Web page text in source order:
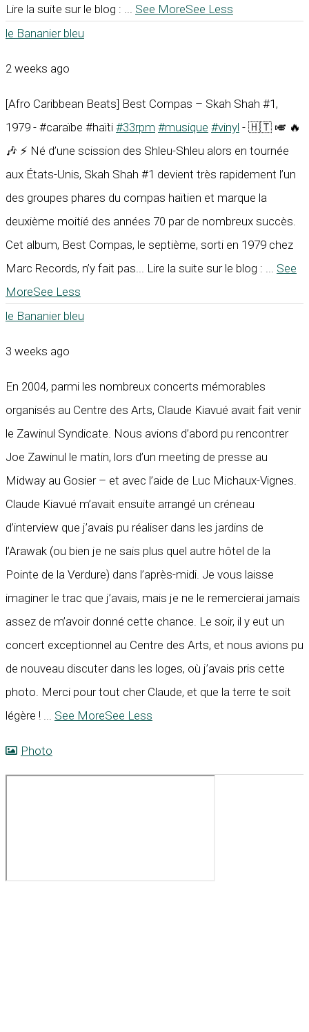
Lire la suite sur le blog : ... See MoreSee Less
le Bananier bleu
2 weeks ago
[Afro Caribbean Beats] Best Compas – Skah Shah #1,
1979 - #caraïbe #haïti #33rpm #musique #vinyl - 🇭🇹 🎺 🔥
🎶 ⚡ Né d’une scission des Shleu-Shleu alors en tournée
aux États-Unis, Skah Shah #1 devient très rapidement l’un
des groupes phares du compas haïtien et marque la
deuxième moitié des années 70 par de nombreux succès.
Cet album, Best Compas, le septième, sorti en 1979 chez
Marc Records, n’y fait pas... Lire la suite sur le blog : ... See
MoreSee Less
le Bananier bleu
3 weeks ago
En 2004, parmi les nombreux concerts mémorables
organisés au Centre des Arts, Claude Kiavué avait fait venir
le Zawinul Syndicate. Nous avions d’abord pu rencontrer
Joe Zawinul le matin, lors d’un meeting de presse au
Midway au Gosier – et avec l’aide de Luc Michaux-Vignes.
Claude Kiavué m’avait ensuite arrangé un créneau
d’interview que j’avais pu réaliser dans les jardins de
l’Arawak (ou bien je ne sais plus quel autre hôtel de la
Pointe de la Verdure) dans l’après-midi. Je vous laisse
imaginer le trac que j’avais, mais je ne le remercierai jamais
assez de m’avoir donné cette chance. Le soir, il y eut un
concert exceptionnel au Centre des Arts, et nous avions pu
de nouveau discuter dans les loges, où j’avais pris cette
photo. Merci pour tout cher Claude, et que la terre te soit
légère ! ... See MoreSee Less
Photo